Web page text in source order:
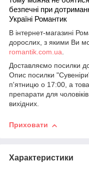
безпечні при
Україні Романтик
В інтернет-магазині
дорослих, з якими Ви
romantik.com.ua.
Доставляємо посилки
Опис посилки
п'ятницю о 17:00, а
препарати для
вихідних.
Приховати
Характеристики